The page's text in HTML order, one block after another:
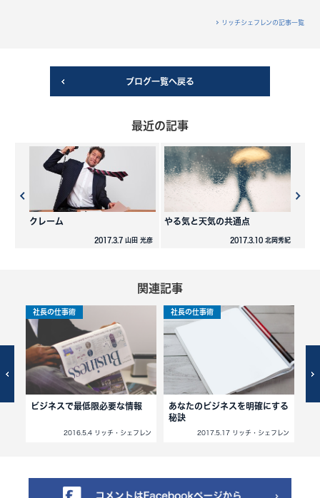
リッチシェフレンの記事一覧
ブログ一覧へ戻る
最近の記事
クレーム
2017.3.7 山田 光彦
やる気と天気の共通点
2017.3.10 北岡秀紀
関連記事
社長の仕事術
ビジネスで最低限必要な情報
2016.5.4 リッチ・シェフレン
社長の仕事術
あなたのビジネスを明確にする
秘訣
2017.5.17 リッチ・シェフレン